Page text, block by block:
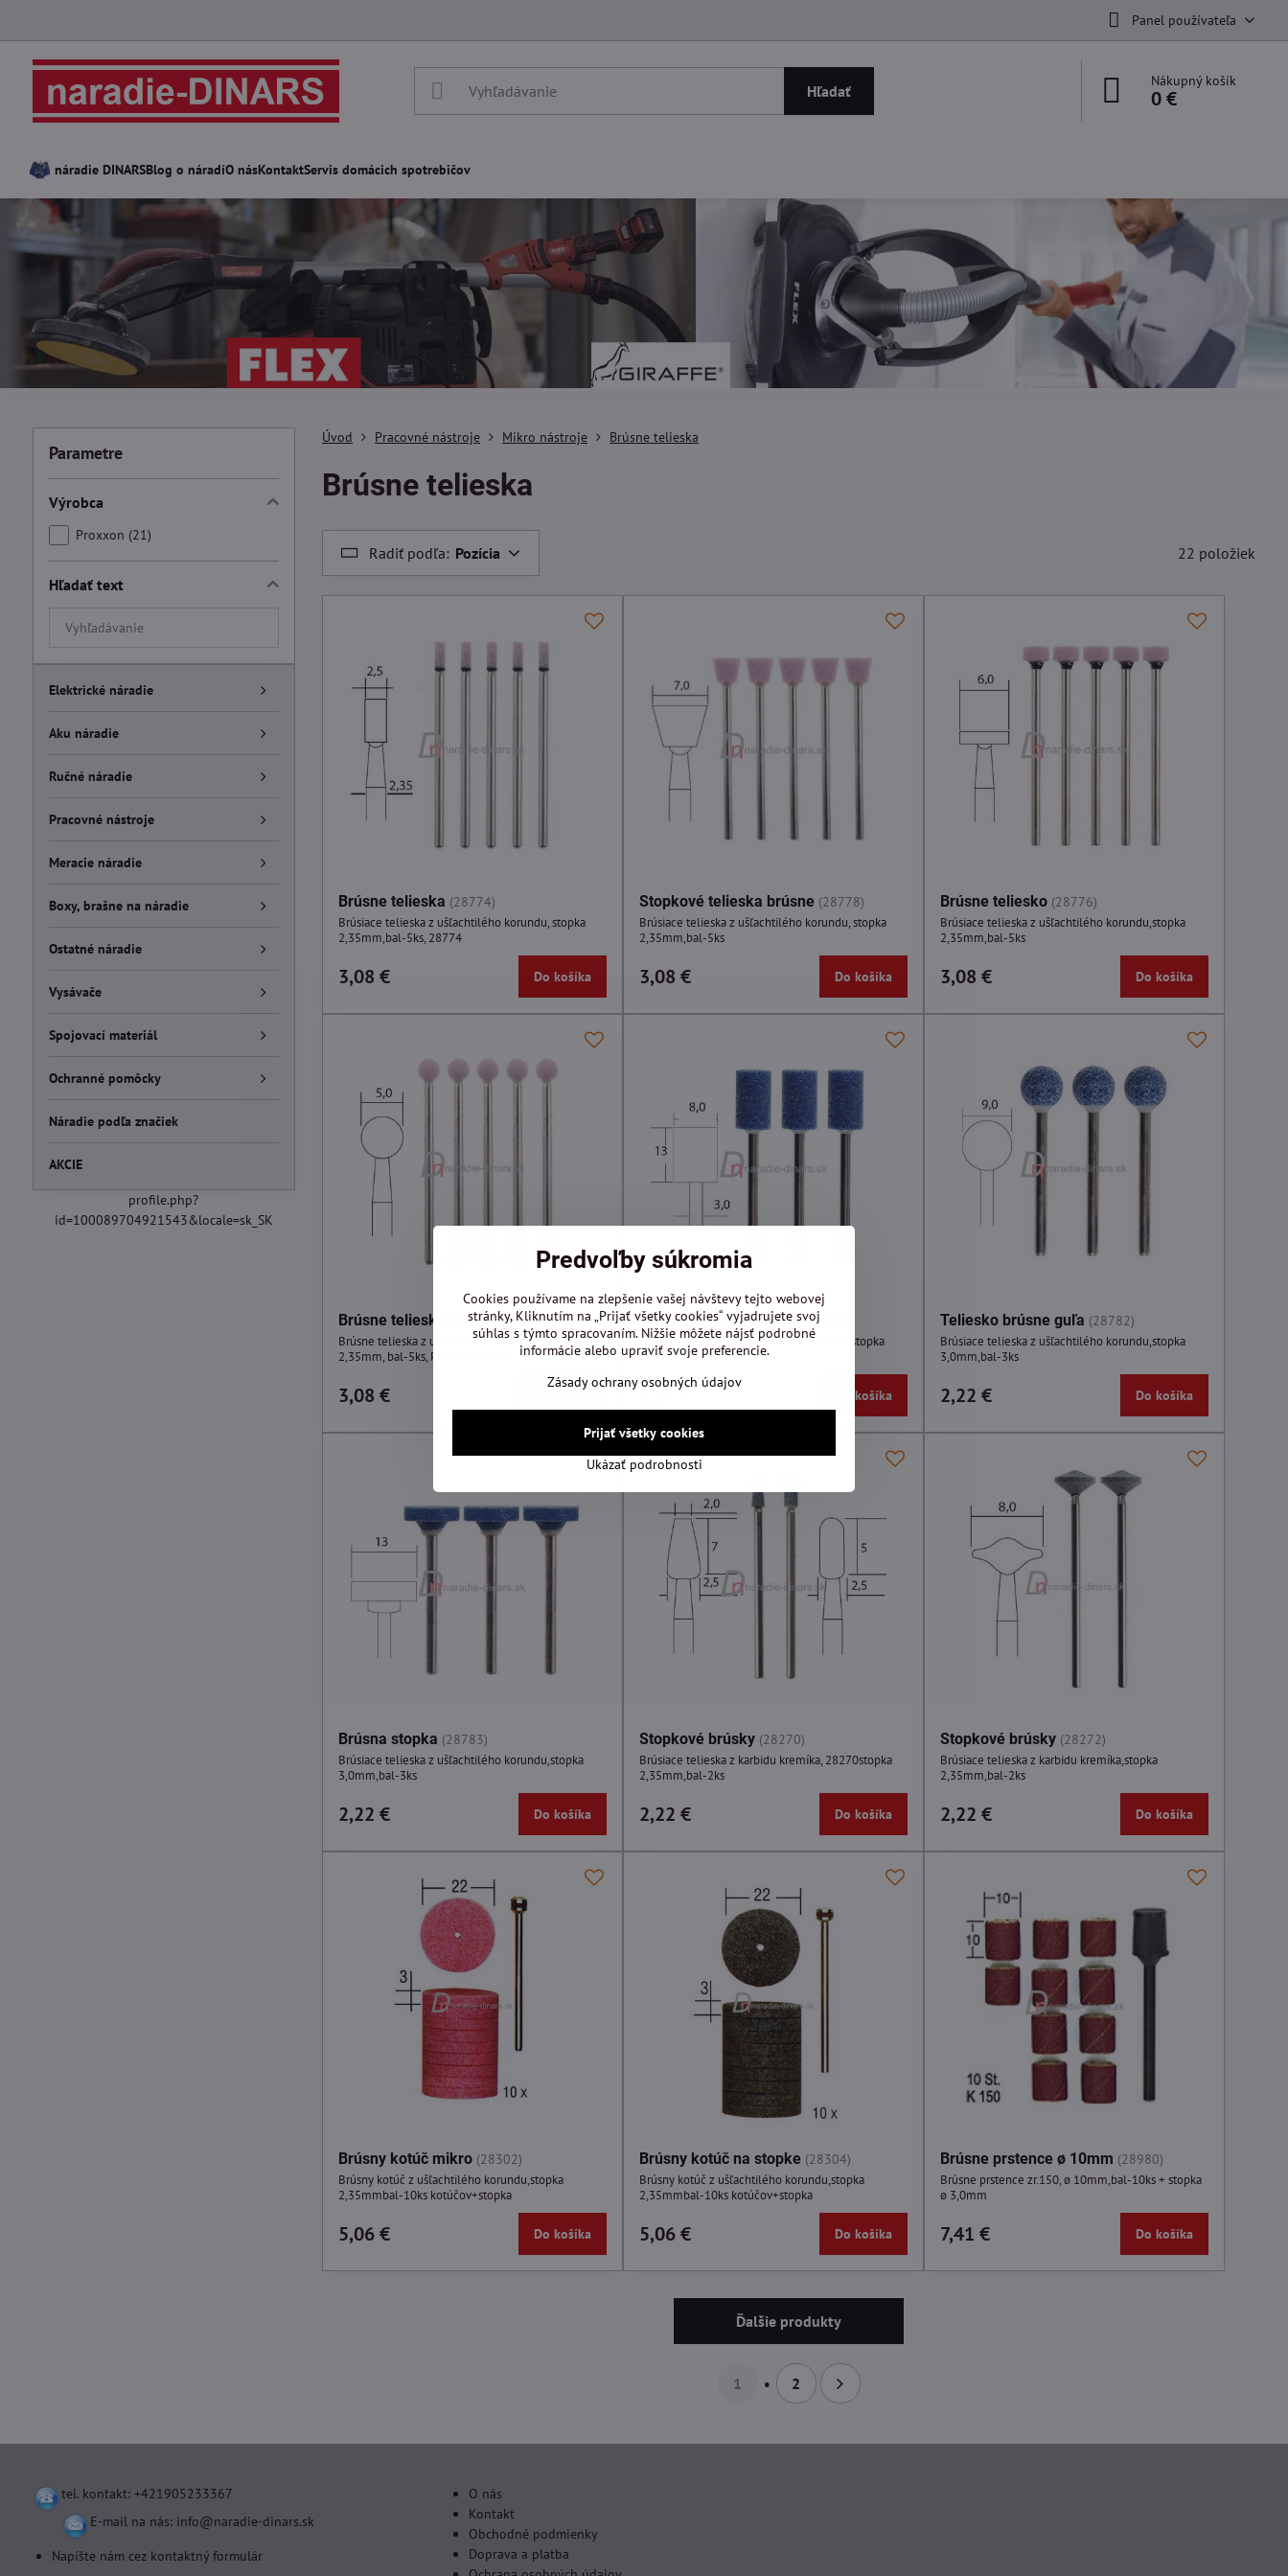
Panel používateľa
Hľadať
Nákupný košík
0 €
náradie DINARSBlog o náradíO násKontaktServis domácich spotrebičov
Úvod Pracovné nástroje Mikro nástroje Brúsne telieska
Brúsne telieska
Radiť podľa: Pozícia 22 položiek
Brúsne telieska (28774)
Brúsiace telieska z ušľachtilého korundu, stopka
2,35mm,bal-5ks, 28774
3,08 € Do košíka
Stopkové telieska brúsne (28778)
Brúsiace telieska z ušľachtilého korundu, stopka
2,35mm,bal-5ks
3,08 € Do košíka
Brúsne teliesko (28776)
Brúsiace telieska z ušľachtilého korundu,stopka
2,35mm,bal-5ks
3,08 € Do košíka
Brúsne teliesko guľa (28772)
Brúsne telieska z ušľachtilého korundu, stopka
2,35mm, bal-5ks, Proxxon 28772
3,08 €
Brúsne teliesko valcové (28781)
Brúsiace telieska z ušľachtilého korundu,stopka
3,0mm,bal-3ks
2,22 € Do košíka
Teliesko brúsne guľa (28782)
Brúsiace telieska z ušľachtilého korundu,stopka
3,0mm,bal-3ks
2,22 € Do košíka
Brúsna stopka (28783)
Brúsiace telieska z ušľachtilého korundu,stopka
3,0mm,bal-3ks
2,22 € Do košíka
Stopkové brúsky (28270)
Brúsiace telieska z karbidu kremíka, 28270stopka
2,35mm,bal-2ks
2,22 € Do košíka
Stopkové brúsky (28272)
Brúsiace telieska z karbidu kremíka,stopka
2,35mm,bal-2ks
2,22 € Do košíka
Brúsny kotúč mikro (28302)
Brúsny kotúč z ušľachtilého korundu,stopka
2,35mmbal-10ks kotúčov+stopka
5,06 € Do košíka
Brúsny kotúč na stopke (28304)
Brúsny kotúč z ušľachtilého korundu,stopka
2,35mmbal-10ks kotúčov+stopka
5,06 € Do košíka
Brúsne prstence ø 10mm (28980)
Brúsne prstence zr.150, ø 10mm,bal-10ks + stopka
ø 3,0mm
7,41 € Do košíka
Ďalšie produkty
1 2
Parametre
Výrobca
Proxxon (21)
Hľadať text
Prehľadať
výsledky
filtra
fulltextom
Elektrické náradie
Aku náradie
Ručné náradie
Pracovné nástroje
Meracie náradie
Boxy, brašne na náradie
Ostatné náradie
Vysávače
Spojovací materiál
Ochranné pomôcky
Náradie podľa značiek
AKCIE
profile.php?
id=100089704921543&locale=sk_SK
tel. kontakt: +421905233367
E-mail na nás: info@naradie-dinars.sk
Napíšte nám cez kontaktný formulár
O nás
Kontakt
Obchodné podmienky
Doprava a platba
Predvoľby súkromia
Cookies používame na zlepšenie vašej návštevy tejto webovej
stránky, Kliknutím na „Prijať všetky cookies“ vyjadrujete svoj
súhlas s týmto spracovaním. Nižšie môžete nájsť podrobné
informácie alebo upraviť svoje preferencie.
Zásady ochrany osobných údajov
Ukázať podrobnosti
Prijať všetky cookies